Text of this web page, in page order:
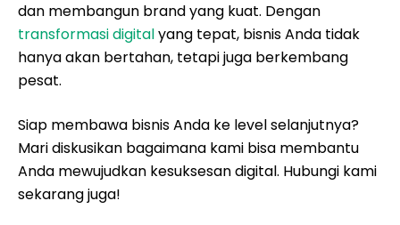
dan membangun brand yang kuat. Dengan
transformasi digitalyang tepat, bisnis Anda tidak
hanya akan bertahan, tetapi juga berkembang
pesat.
Siap membawa bisnis Anda ke level selanjutnya?
Mari diskusikan bagaimana kami bisa membantu
Anda mewujudkan kesuksesan digital. Hubungi kami
sekarang juga!